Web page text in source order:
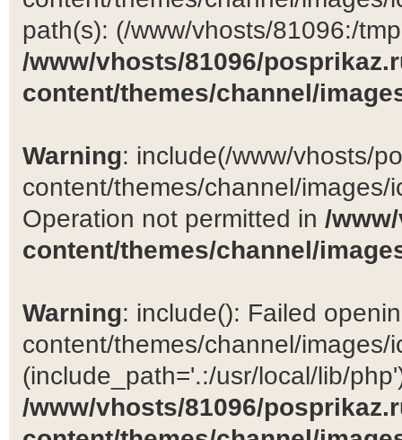
path(s): (/www/vhosts/81096:/
/www/vhosts/81096/
content/themes/channel/
Warning: include(/www/vhosts/
content/themes/channel/
Operation not permitted in /
content/themes/channel/
Warning: include(): Failed
content/themes/channel/images/
(include_path='.:/usr/local/lib/
/www/vhosts/81096/